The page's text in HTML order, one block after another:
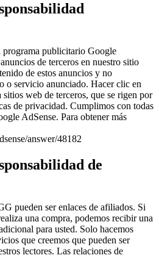
publicitario Google
de terceros en nuestro sitio
de estos anuncios y no
o servicio anunciado. Hacer clic en
web de terceros, que se rigen por
de privacidad. Cumplimos con todas
AdSense. Para obtener más
answer/48182
de
pueden ser enlaces de afiliados. Si
una compra, podemos recibir una
para usted. Solo hacemos
que creemos que pueden ser
lectores. Las relaciones de